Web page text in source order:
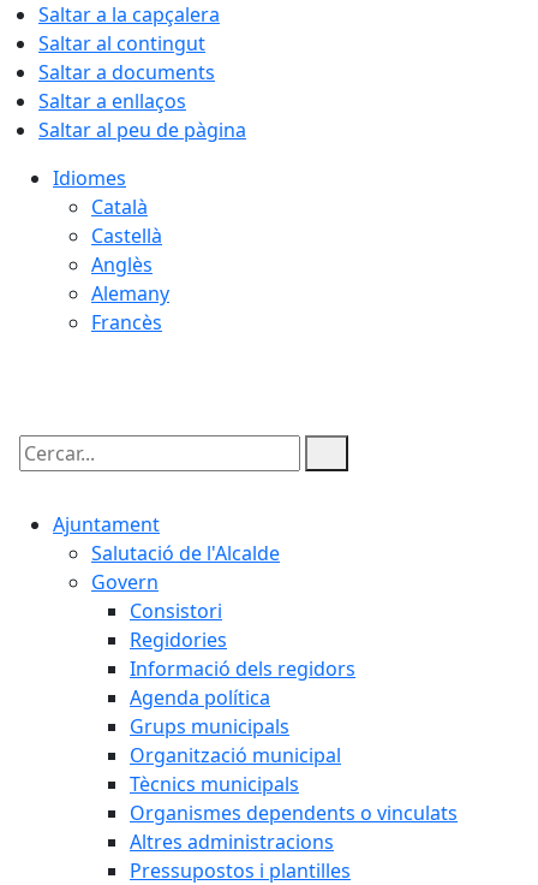
Saltar a la capçalera
Saltar al contingut
Saltar a documents
Saltar a enllaços
Saltar al peu de pàgina
Idiomes
Català
Castellà
Anglès
Alemany
Francès
Cercar:
Ajuntament
Salutació de l'Alcalde
Govern
Consistori
Regidories
Informació dels regidors
Agenda política
Grups municipals
Organització municipal
Tècnics municipals
Organismes dependents o vinculats
Altres administracions
Pressupostos i plantilles